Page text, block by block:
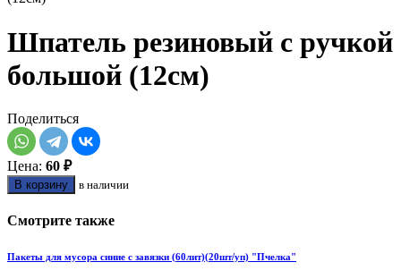
Шпатель резиновый с ручкой
большой (12см)
Поделиться
Цена: 60 ₽
В корзину в наличии
Смотрите также
Пакеты для мусора синие с завязки (60лит)(20шт/уп) "Пчелка"